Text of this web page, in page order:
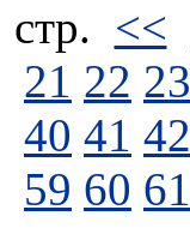
стp. <<
21 22 23
40 41 42
59 60 61